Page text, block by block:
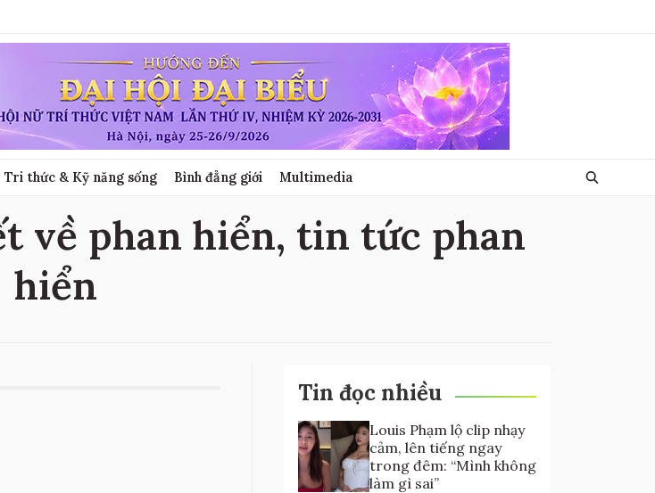
Tri thức & Kỹ năng sống Bình đẳng giới Multimedia
về phan hiển, tin tức phan
hiển
Tin đọc nhiều
Louis Phạm lộ clip nhạy
cảm, lên tiếng ngay
trong đêm: “Mình không
làm gì sai”